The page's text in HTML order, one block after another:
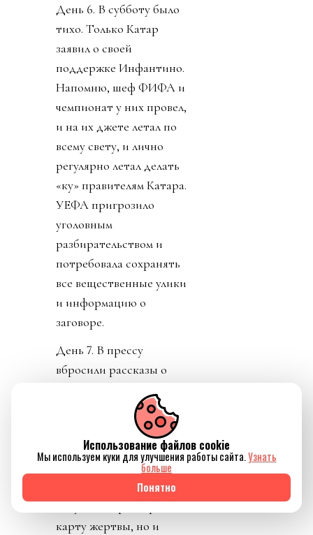
День 6. В субботу было
тихо. Только Катар
заявил о своей
поддержке Инфантино.
Напомню, шеф ФИФА и
чемпионат у них провел,
и на их джете летал по
всему свету, и лично
регулярно летал делать
«ку» правителям Катара.
УЕФА пригрозило
уголовным
разбирательством и
потребовала сохранять
все вещественные улики
и информацию о
заговоре.
День 7. В прессу
вбросили рассказы о
буллили в детстве.
Публика восприняла как
должно. «Жаль тебя.
Теперь проваливай». У
тирана не только не
получилось разыграть
карту жертвы, но и
Использование файлов cookie
Мы используем куки для улучшения работы сайта.Узнать
больше
Понятно